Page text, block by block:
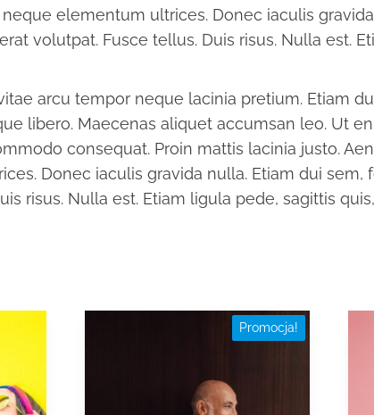
elementum ultrices. Donec iaculis
volutpat. Fusce tellus. Duis risus. Nulla est.
arcu tempor neque lacinia pretium. Etiam
libero. Maecenas aliquet accumsan leo. Ut
consequat. Proin mattis lacinia justo.
Donec iaculis gravida nulla. Etiam dui sem,
risus. Nulla est. Etiam ligula pede, sagittis
Promocja!